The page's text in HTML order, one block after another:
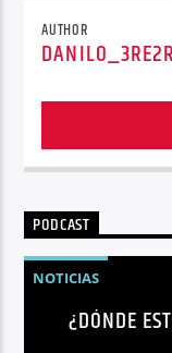
AUTHOR
PODCAST
NOTICIAS
¿DÓNDE